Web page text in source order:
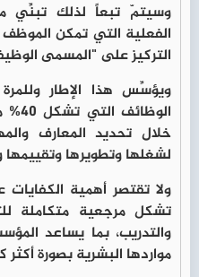
وسيتمّ تبعاً لذلك تبنِّي
الفعلية التي تمكن
التركيز على "المسمى
ويؤسِّس هذا الإطار
خلال تحديد المعارف
لشغلها وتطويرها
ولا تقتصر أهمية
تشكل مرجعية متكاملة
والتدريب، بما يساعد
مواردها البشرية بصورة أكثر